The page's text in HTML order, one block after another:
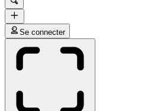
Se connecter